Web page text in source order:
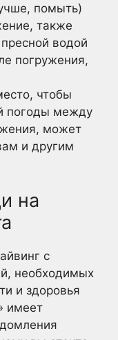
помыть)
также
водой
погружения,
чтобы
погоды между
может
и другим
на
с
необходимых
и здоровья
имеет